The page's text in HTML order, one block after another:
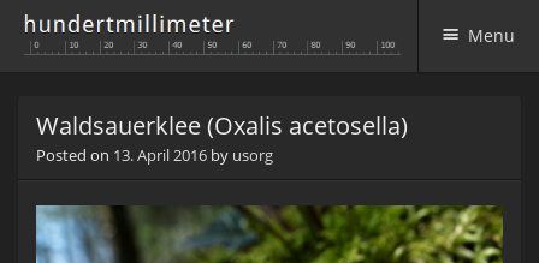
Menu
Waldsauerklee (Oxalis acetosella)
Posted on 13. April 2016 by usorg